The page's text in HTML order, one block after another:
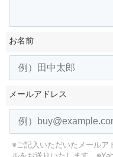
お名前
メールアドレス
※ご記入いただいたメールア
ルをお送りいたします。